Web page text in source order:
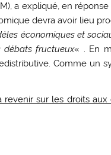
a expliqué, en
devra avoir lieu
économiques et
débats fructueux« . En
Comme un
sur les droits